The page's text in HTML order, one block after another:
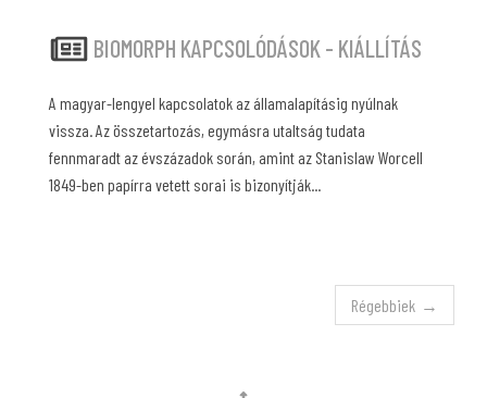
BIOMORPH KAPCSOLÓDÁSOK - KIÁLLÍTÁS
A magyar-lengyel kapcsolatok az államalapításig nyúlnak
vissza. Az összetartozás, egymásra utaltság tudata
fennmaradt az évszázadok során, amint az Stanislaw Worcell
1849-ben papírra vetett sorai is bizonyítják...
Régebbiek